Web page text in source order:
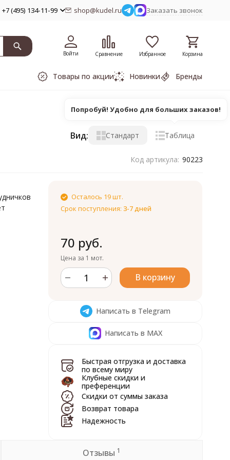
+7 (495) 134-11-99 shop@kudel.ru Заказать звонок
Войти Сравнение Избранное Корзина
Товары по акции Новинки Бренды
Вид: Стандарт Таблица
Код артикула: 90223
Осталось 19 шт.
Срок поступления:3-7 дней
70 руб.
Цена за 1 мот.
В корзину
Написать в Telegram
Написать в MAX
Быстрая отгрузка и доставка
по всему миру
Клубные скидки и
преференции
Скидки от суммы заказа
Возврат товара
Надежность
Отзывы 1
Попробуй! Удобно для больших заказов!